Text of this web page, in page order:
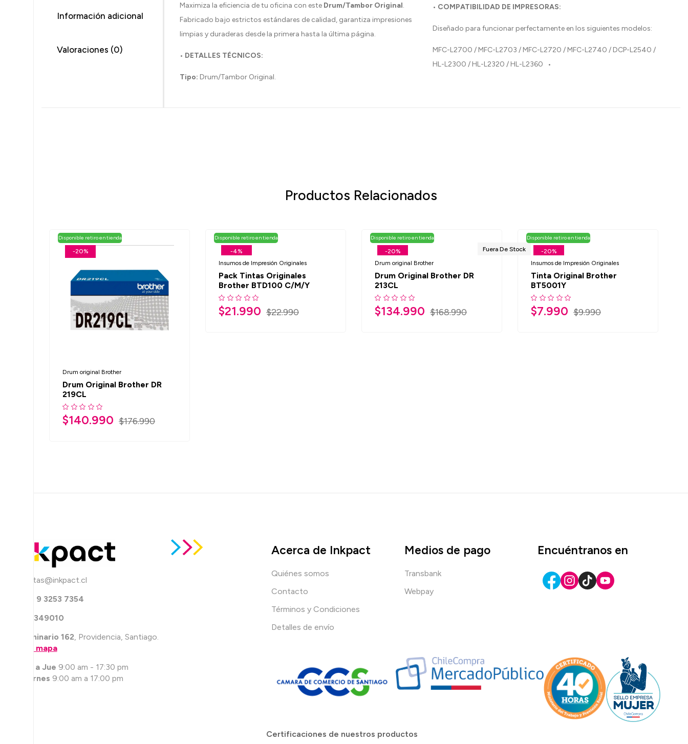
Información adicional
Valoraciones (0)
Maximiza la eficiencia de tu oficina con este Drum/Tambor Original.
Fabricado bajo estrictos estándares de calidad, garantiza impresiones
limpias y duraderas desde la primera hasta la última página.
• DETALLES TÉCNICOS:
Tipo: Drum/Tambor Original.
• COMPATIBILIDAD DE IMPRESORAS:
Diseñado para funcionar perfectamente en los siguientes modelos:
MFC-L2700 / MFC-L2703 / MFC-L2720 / MFC-L2740 / DCP-L2540 /
HL-L2300 / HL-L2320 / HL-L2360 •
Productos Relacionados
-20%
Disponible retiro en tienda
Drum original Brother
Drum Original Brother DR
219CL
$176.990
$140.990
-4%
Disponible retiro en tienda
Fuera De Stock
Insumos de Impresión Originales
Pack Tintas Originales
Brother BTD100 C/M/Y
$22.990
$21.990
-20%
Disponible retiro en tienda
Drum original Brother
Drum Original Brother DR
213CL
$168.990
$134.990
-20%
Disponible retiro en tienda
Insumos de Impresión Originales
Tinta Original Brother
BT5001Y
$9.990
$7.990
ventas@inkpact.cl
+56 9 3253 7354
226349010
Seminario 162, Providencia, Santiago.
Ver mapa
Lun a Jue 9:00 am - 17:30 pm
Viernes 9:00 am a 17:00 pm
Acerca de Inkpact
Quiénes somos
Contacto
Términos y Condiciones
Detalles de envío
Medios de pago
Transbank
Webpay
Encuéntranos en
Certificaciones de nuestros productos